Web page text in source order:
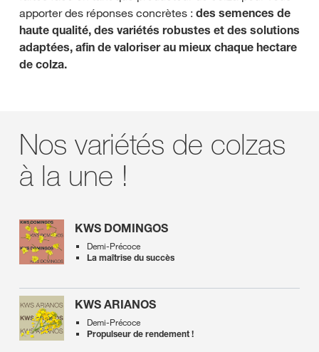
apporter des réponses concrètes : des semences de
haute qualité, des variétés robustes et des solutions
adaptées, afin de valoriser au mieux chaque hectare
de colza.
Nos variétés de colzas
à la une !
KWS DOMINGOS
Demi-Précoce
La maîtrise du succès
KWS ARIANOS
Demi-Précoce
Propulseur de rendement !